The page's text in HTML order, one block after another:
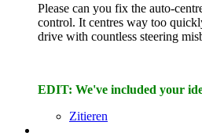
Please can you fix the auto-
control. It centres way too
drive with countless steering
EDIT: We've included your
Zitieren